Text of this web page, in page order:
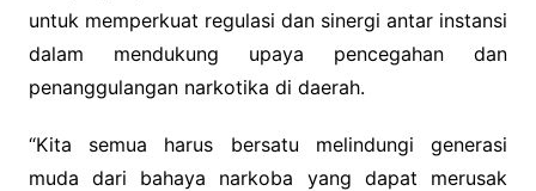
untuk memperkuat regulasi dan sinergi antar instansi
dalam mendukung upaya pencegahan dan
penanggulangan narkotika di daerah.
“Kita semua harus bersatu melindungi generasi
muda dari bahaya narkoba yang dapat merusak